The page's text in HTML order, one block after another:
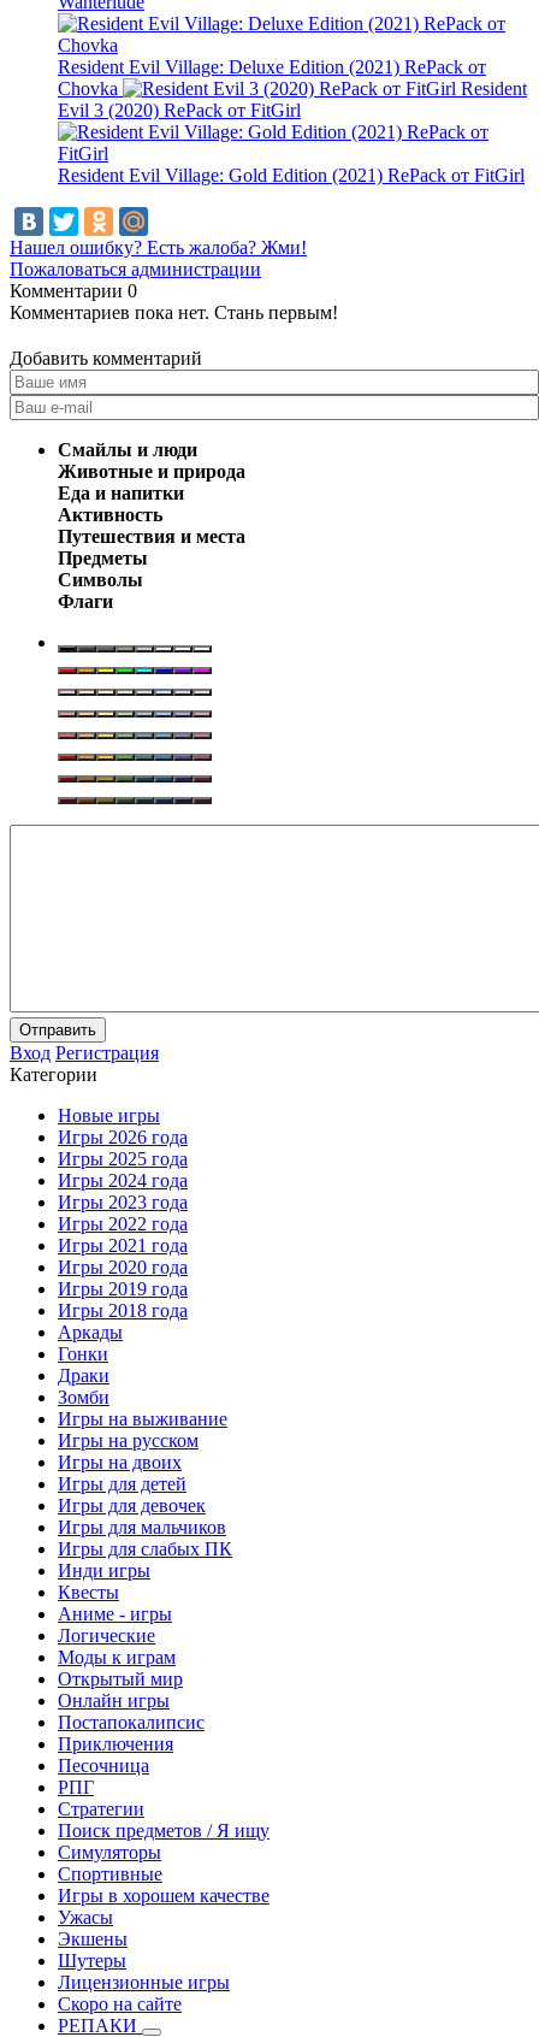
Resident Evil Village: Deluxe Edition (2021) RePack от
Chovka
Resident
Evil 3 (2020) RePack от FitGirl
Resident Evil Village: Gold Edition (2021) RePack от FitGirl
Нашел ошибку? Есть жалоба? Жми!
Пожаловаться администрации
Комментарии 0
Комментариев пока нет. Стань первым!
Добавить комментарий
Смайлы и люди
Животные и природа
Еда и напитки
Активность
Путешествия и места
Предметы
Символы
Флаги
Отправить
Вход Регистрация
Категории
Новые игры
Игры 2026 года
Игры 2025 года
Игры 2024 года
Игры 2023 года
Игры 2022 года
Игры 2021 года
Игры 2020 года
Игры 2019 года
Игры 2018 года
Аркады
Гонки
Драки
Зомби
Игры на выживание
Игры на русском
Игры на двоих
Игры для детей
Игры для девочек
Игры для мальчиков
Игры для слабых ПК
Инди игры
Квесты
Аниме - игры
Логические
Моды к играм
Открытый мир
Онлайн игры
Постапокалипсис
Приключения
Песочница
РПГ
Стратегии
Поиск предметов / Я ищу
Симуляторы
Спортивные
Игры в хорошем качестве
Ужасы
Экшены
Шутеры
Лицензионные игры
Скоро на сайте
РЕПАКИ